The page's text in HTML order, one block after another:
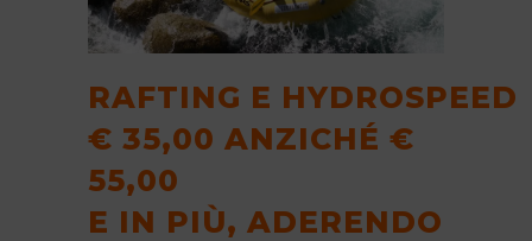
RAFTING E HYDROSPEED
€ 35,00 ANZICHÉ €
55,00
E IN PIÙ, ADERENDO